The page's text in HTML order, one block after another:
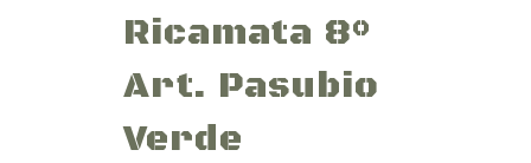
Ricamata 8°
Art. Pasubio
Verde